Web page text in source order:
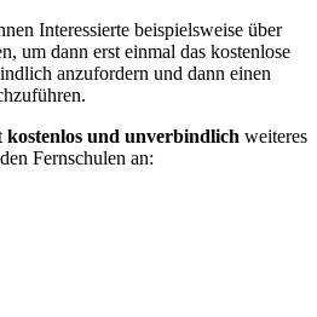
Interessierte beispielsweise über
um dann erst einmal das kostenlose
anzufordern und dann einen
kostenlos und unverbindlich weiteres
Fernschulen an: